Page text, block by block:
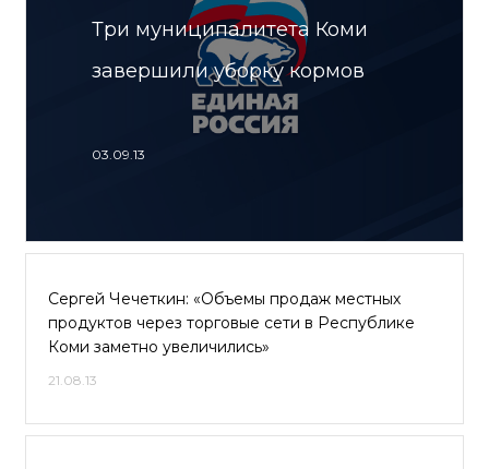
Три муниципалитета Коми
завершили уборку кормов
03.09.13
Сергей Чечеткин: «Объемы продаж местных
продуктов через торговые сети в Республике
Коми заметно увеличились»
21.08.13